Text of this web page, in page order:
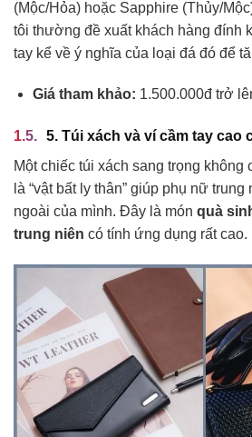
(Mộc/Hỏa) hoặc Sapphire (Thủy/
tôi thường đề xuất khách hàng đính
tay kể về ý nghĩa của loại đá đó để
Giá tham khảo: 1.500.000đ trở
5. Túi xách và ví cầm tay cao
Một chiếc túi xách sang trọng không
là “vật bất ly thân” giúp phụ nữ
ngoài của mình. Đây là món quà
trung niên có tính ứng dụng rất cao.